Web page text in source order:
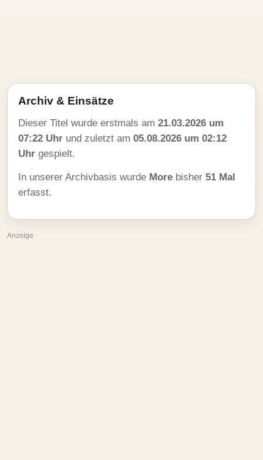
Archiv & Einsätze
Dieser Titel wurde erstmals am 21.03.2026 um
07:22 Uhr und zuletzt am 05.08.2026 um 02:12
Uhr gespielt.
In unserer Archivbasis wurde More bisher 51 Mal
erfasst.
Anzeige